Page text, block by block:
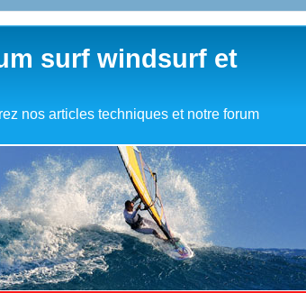
surf windsurf et
nos articles techniques et notre forum